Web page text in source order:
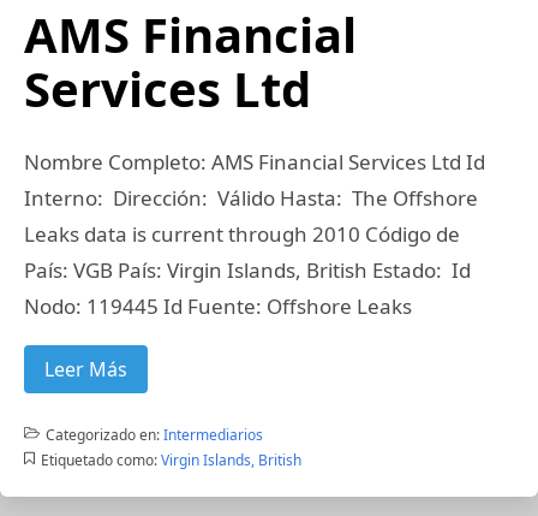
AMS Financial
Services Ltd
Nombre Completo: AMS Financial Services Ltd Id
Interno: Dirección: Válido Hasta: The Offshore
Leaks data is current through 2010 Código de
País: VGB País: Virgin Islands, British Estado: Id
Nodo: 119445 Id Fuente: Offshore Leaks
Leer Más
Categorizado en:Intermediarios
Etiquetado como: Virgin Islands, British